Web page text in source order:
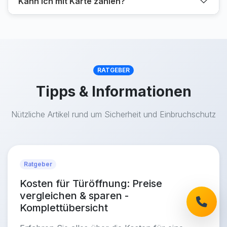
RATGEBER
Tipps & Informationen
Nützliche Artikel rund um Sicherheit und Einbruchschutz
Ratgeber
Kosten für Türöffnung: Preise
vergleichen & sparen -
Komplettübersicht